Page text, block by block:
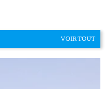
VOIR TOUT